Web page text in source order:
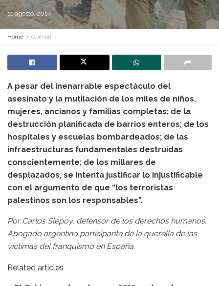
11 agosto, 2014
Home Opinión
A pesar del inenarrable espectáculo del
asesinato y la mutilación de los miles de niños,
mujeres, ancianos y familias completas; de la
destrucción planificada de barrios enteros; de los
hospitales y escuelas bombardeados; de las
infraestructuras fundamentales destruidas
conscientemente; de los millares de
desplazados, se intenta justificar lo injustificable
con el argumento de que “los terroristas
palestinos son los responsables”.
Por Carlos Slepoy, defensor de los derechos humanos.
Abogado argentino partícipante de la querella de las
víctimas del franquismo en España.
Related articles